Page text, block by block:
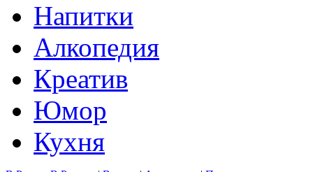
Напитки
Алкопедия
Креатив
Юмор
Кухня